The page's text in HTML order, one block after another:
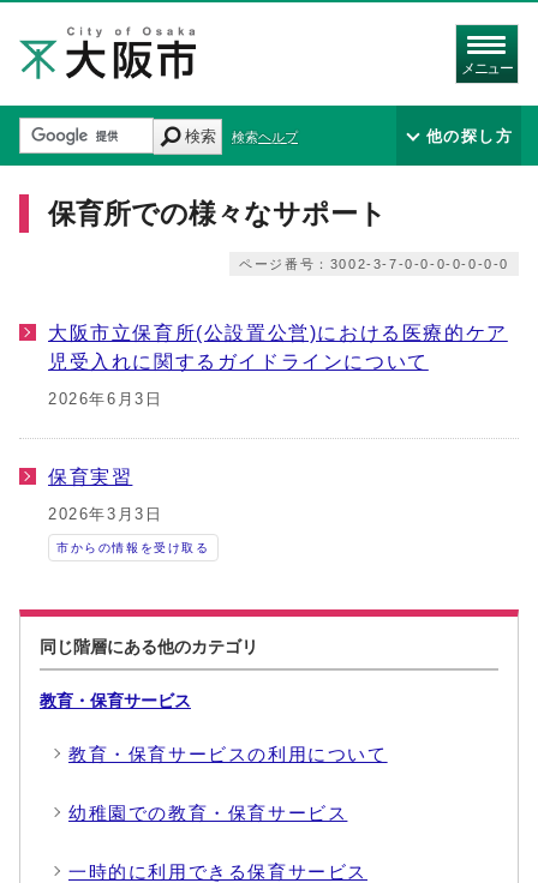
メニュー
検索 検索ヘルプ 他の探し方
保育所での様々なサポート
ページ番号：3002-3-7-0-0-0-0-0-0-0
大阪市立保育所(公設置公営)における医療的ケア
児受入れに関するガイドラインについて
2026年6月3日
保育実習
2026年3月3日
市からの情報を受け取る
同じ階層にある他のカテゴリ
教育・保育サービス
教育・保育サービスの利用について
幼稚園での教育・保育サービス
一時的に利用できる保育サービス